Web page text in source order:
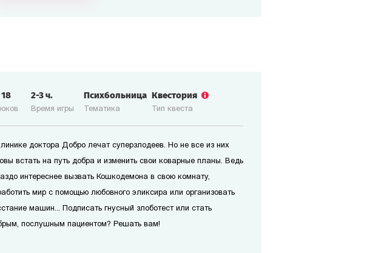
18
Время игры
2-3ч.
Тематика
Психбольница
Тип квеста
Квестория
доктора Добро лечат суперзлодеев. Но не все из них
встать на путь добра и изменить свои коварные планы. Ведь
интереснее вызвать Кошкодемона в свою комнату,
мир с помощью любовного эликсира или организовать
машин... Подписать гнусный злоботест или стать
послушным пациентом? Решать вам!